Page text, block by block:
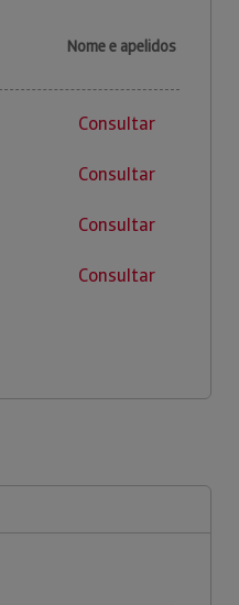
Nome e apelidos
Consultar
Consultar
Consultar
Consultar